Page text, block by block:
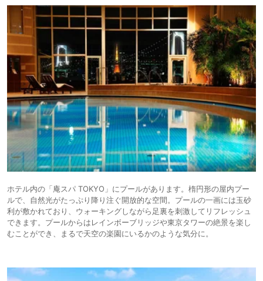
ホテル内の「庵スパ TOKYO」にプールがあります。楕円形の屋内プー
ルで、自然光がたっぷり降り注ぐ開放的な空間。プールの一画には玉砂
利が敷かれており、ウォーキングしながら足裏を刺激してリフレッシュ
できます。プールからはレインボーブリッジや東京タワーの絶景を楽し
むことができ、まるで天空の楽園にいるかのような気分に。